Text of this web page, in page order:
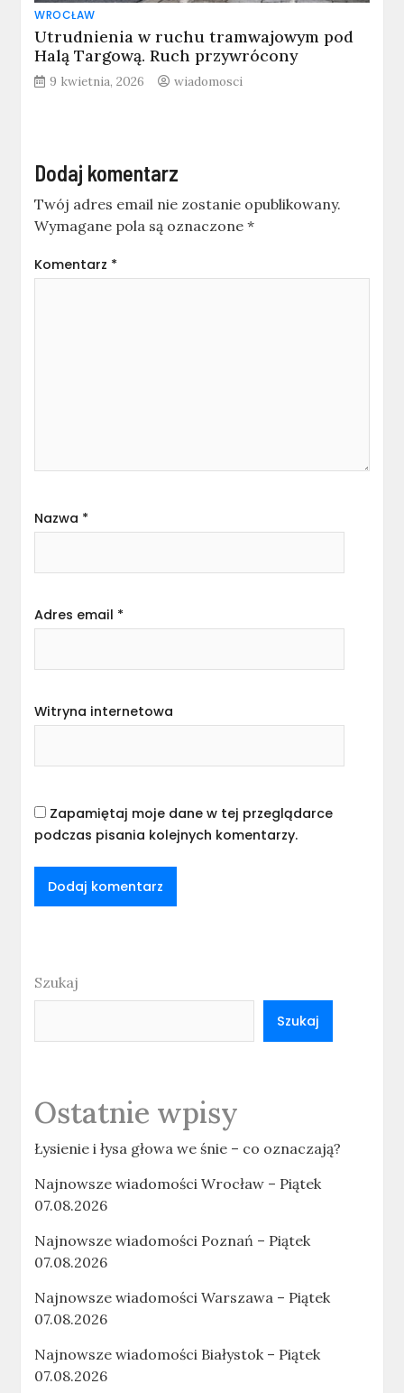
WROCŁAW
Utrudnienia w ruchu tramwajowym pod
Halą Targową. Ruch przywrócony
9 kwietnia, 2026 wiadomosci
Dodaj komentarz
Twój adres email nie zostanie opublikowany.
Wymagane pola są oznaczone*
Komentarz *
Nazwa *
Adres email *
Witryna internetowa
Zapamiętaj moje dane w tej przeglądarce
podczas pisania kolejnych komentarzy.
Szukaj
Szukaj
Ostatnie wpisy
Łysienie i łysa głowa we śnie – co oznaczają?
Najnowsze wiadomości Wrocław – Piątek
07.08.2026
Najnowsze wiadomości Poznań – Piątek
07.08.2026
Najnowsze wiadomości Warszawa – Piątek
07.08.2026
Najnowsze wiadomości Białystok – Piątek
07.08.2026